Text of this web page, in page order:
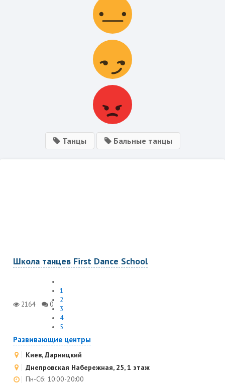
Танцы Бальные танцы
Школа танцев First Dance School
2164 0
1
2
3
4
5
Развивающие центры
Киев, Дарницкий
​Днепровская Набережная, 25, ​1 этаж
Пн-Сб: 10:00-20:00